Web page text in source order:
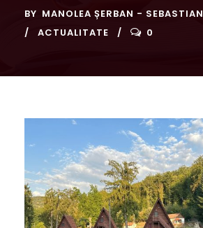
BY MANOLEA ȘERBAN - SEBASTIAN
ACTUALITATE
0